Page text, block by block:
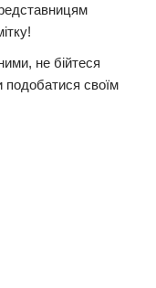
не бійтеся
своїм